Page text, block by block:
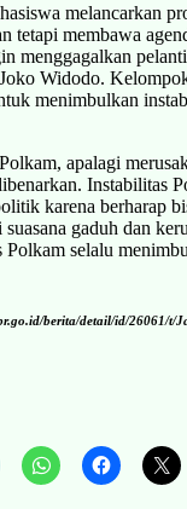
melancarkan
tetapi membawa
menggagalkan
Widodo.
menimbulkan
apalagi
Instabilitas
karena berharap
gaduh dan
Polkam selalu
berita/detail/id/26061/t/